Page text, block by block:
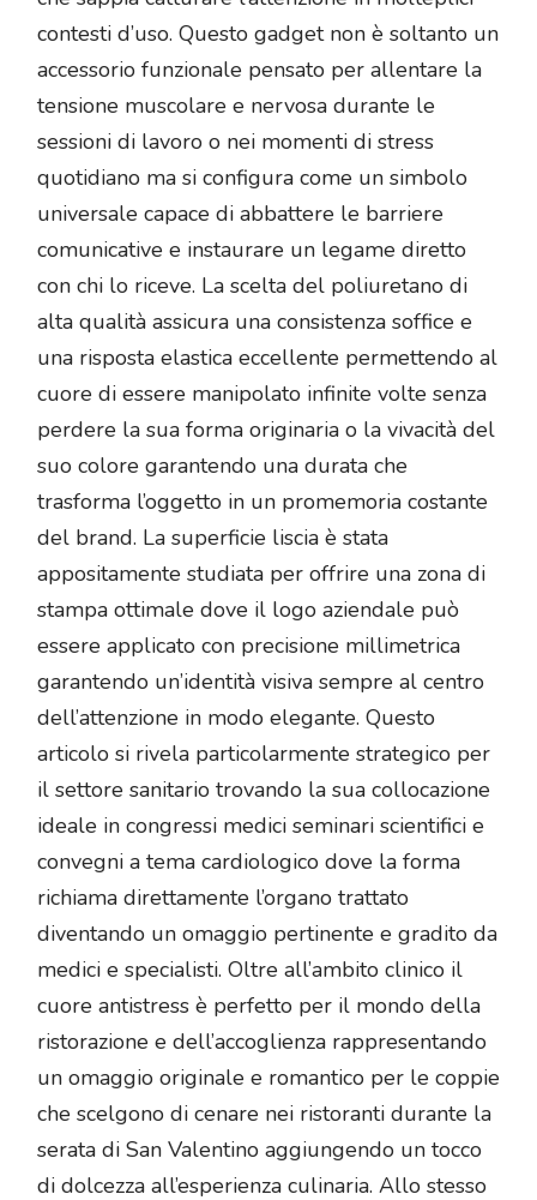
contesti d’uso. Questo gadget non è soltanto un
accessorio funzionale pensato per allentare la
tensione muscolare e nervosa durante le
sessioni di lavoro o nei momenti di stress
quotidiano ma si configura come un simbolo
universale capace di abbattere le barriere
comunicative e instaurare un legame diretto
con chi lo riceve. La scelta del poliuretano di
alta qualità assicura una consistenza soffice e
una risposta elastica eccellente permettendo al
cuore di essere manipolato infinite volte senza
perdere la sua forma originaria o la vivacità del
suo colore garantendo una durata che
trasforma l’oggetto in un promemoria costante
del brand. La superficie liscia è stata
appositamente studiata per offrire una zona di
stampa ottimale dove il logo aziendale può
essere applicato con precisione millimetrica
garantendo un’identità visiva sempre al centro
dell’attenzione in modo elegante. Questo
articolo si rivela particolarmente strategico per
il settore sanitario trovando la sua collocazione
ideale in congressi medici seminari scientifici e
convegni a tema cardiologico dove la forma
richiama direttamente l’organo trattato
diventando un omaggio pertinente e gradito da
medici e specialisti. Oltre all’ambito clinico il
cuore antistress è perfetto per il mondo della
ristorazione e dell’accoglienza rappresentando
un omaggio originale e romantico per le coppie
che scelgono di cenare nei ristoranti durante la
serata di San Valentino aggiungendo un tocco
di dolcezza all’esperienza culinaria. Allo stesso